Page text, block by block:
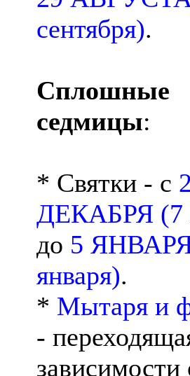
сентября).
Сплошные
седмицы:
* Святки - с
ДЕКАБРЯ (7
до 5
января).
* Мытаря и
-
зависимости